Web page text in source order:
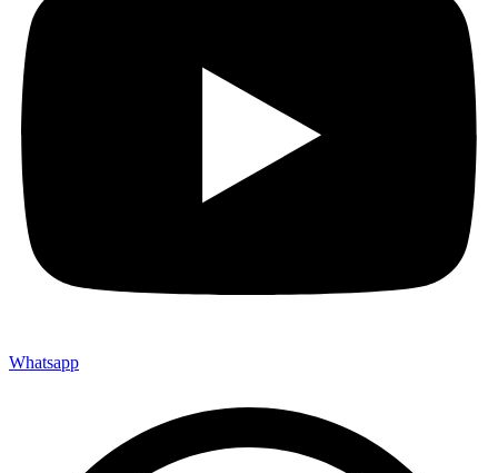
Whatsapp